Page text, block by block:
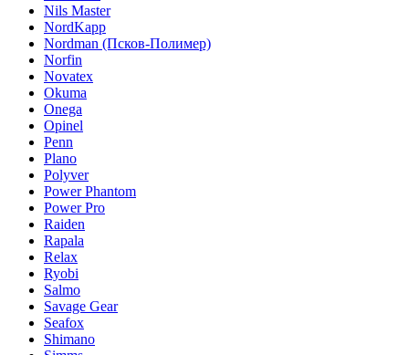
Nils Master
NordKapp
Nordman (Псков-Полимер)
Norfin
Novatex
Okuma
Onega
Opinel
Penn
Plano
Polyver
Power Phantom
Power Pro
Raiden
Rapala
Relax
Ryobi
Salmo
Savage Gear
Seafox
Shimano